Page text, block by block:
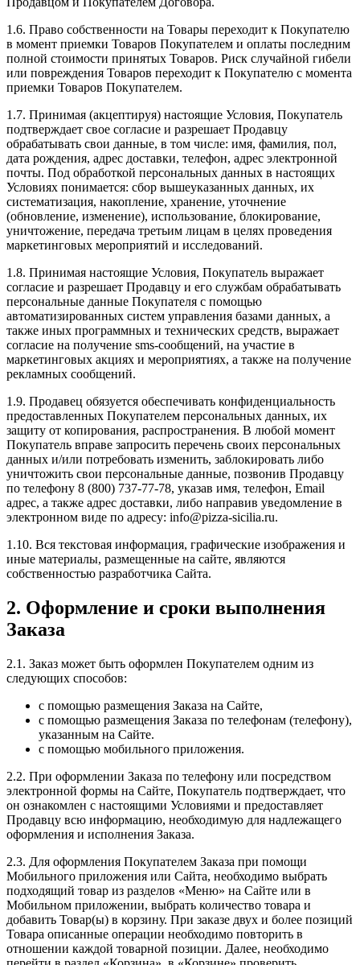
1.6. Право собственности на Товары переходит к Покупателю
в момент приемки Товаров Покупателем и оплаты последним
полной стоимости принятых Товаров. Риск случайной гибели
или повреждения Товаров переходит к Покупателю с момента
приемки Товаров Покупателем.
1.7. Принимая (акцептируя) настоящие Условия, Покупатель
подтверждает свое согласие и разрешает Продавцу
обрабатывать свои данные, в том числе: имя, фамилия, пол,
дата рождения, адрес доставки, телефон, адрес электронной
почты. Под обработкой персональных данных в настоящих
Условиях понимается: сбор вышеуказанных данных, их
систематизация, накопление, хранение, уточнение
(обновление, изменение), использование, блокирование,
уничтожение, передача третьим лицам в целях проведения
маркетинговых мероприятий и исследований.
1.8. Принимая настоящие Условия, Покупатель выражает
согласие и разрешает Продавцу и его службам обрабатывать
персональные данные Покупателя с помощью
автоматизированных систем управления базами данных, а
также иных программных и технических средств, выражает
согласие на получение sms-сообщений, на участие в
маркетинговых акциях и мероприятиях, а также на получение
рекламных сообщений.
1.9. Продавец обязуется обеспечивать конфиденциальность
предоставленных Покупателем персональных данных, их
защиту от копирования, распространения. В любой момент
Покупатель вправе запросить перечень своих персональных
данных и/или потребовать изменить, заблокировать либо
уничтожить свои персональные данные, позвонив Продавцу
по телефону 8 (800) 737-77-78, указав имя, телефон, Email
адрес, а также адрес доставки, либо направив уведомление в
электронном виде по адресу: info@pizza-sicilia.ru.
1.10. Вся текстовая информация, графические изображения и
иные материалы, размещенные на сайте, являются
собственностью разработчика Сайта.
2. Оформление и сроки выполнения
Заказа
2.1. Заказ может быть оформлен Покупателем одним из
следующих способов:
с помощью размещения Заказа на Сайте,
с помощью размещения Заказа по телефонам (телефону),
указанным на Сайте.
c помощью мобильного приложения.
2.2. При оформлении Заказа по телефону или посредством
электронной формы на Сайте, Покупатель подтверждает, что
он ознакомлен с настоящими Условиями и предоставляет
Продавцу всю информацию, необходимую для надлежащего
оформления и исполнения Заказа.
2.3. Для оформления Покупателем Заказа при помощи
Мобильного приложения или Сайта, необходимо выбрать
подходящий товар из разделов «Меню» на Сайте или в
Мобильном приложении, выбрать количество товара и
добавить Товар(ы) в корзину. При заказе двух и более позиций
Товара описанные операции необходимо повторить в
отношении каждой товарной позиции. Далее, необходимо